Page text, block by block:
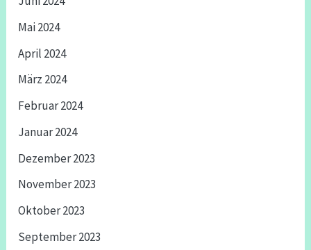
Mai 2024
April 2024
März 2024
Februar 2024
Januar 2024
Dezember 2023
November 2023
Oktober 2023
September 2023